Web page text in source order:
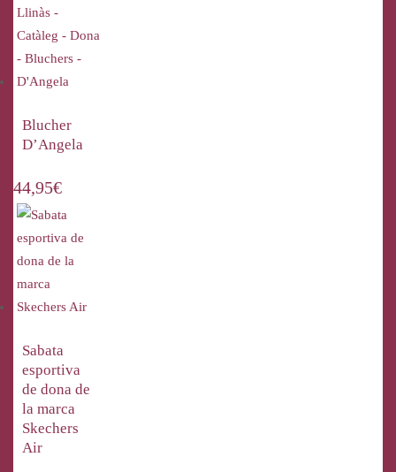
Blucher
D’Angela
44,95€
Sabata
esportiva
de dona de
la marca
Skechers
Air